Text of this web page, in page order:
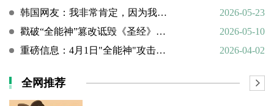
韩国网友：我非常肯定，因为我亲眼所见。
2026-05-23
戳破“全能神”篡改诋毁《圣经》的荒谬本质
2026-05-10
重磅信息：4月1日"全能神"攻击天主教
2026-04-02
全网推荐